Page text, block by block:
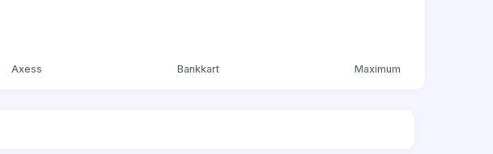
Axess Bankkart Maximum